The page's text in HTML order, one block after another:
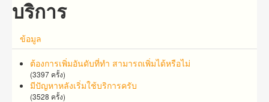
บริการ
ข้อมูล
ต้องการเพิ่มอันดับที่ทำ สามารถเพิ่มได้หรือไม่
(3397 ครั้ง)
มีปัญหาหลังเริ่มใช้บริการครับ
(3528 ครั้ง)